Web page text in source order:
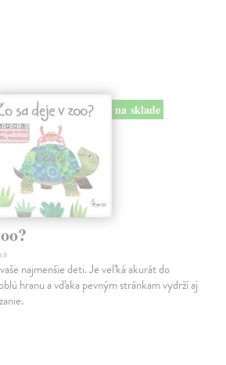
na sklade
najmenšie deti. Je veľká akurát do
hranu a vďaka pevným stránkam vydrží aj